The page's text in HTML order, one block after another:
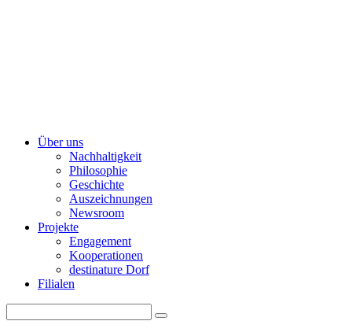
Über uns
Nachhaltigkeit
Philosophie
Geschichte
Auszeichnungen
Newsroom
Projekte
Engagement
Kooperationen
destinature Dorf
Filialen